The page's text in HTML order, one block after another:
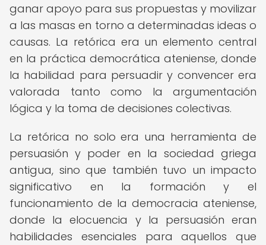
ganar apoyo para sus propuestas y movilizar
a las masas en torno a determinadas ideas o
causas. La retórica era un elemento central
en la práctica democrática ateniense, donde
la habilidad para persuadir y convencer era
valorada tanto como la argumentación
lógica y la toma de decisiones colectivas.
La retórica no solo era una herramienta de
persuasión y poder en la sociedad griega
antigua, sino que también tuvo un impacto
significativo en la formación y el
funcionamiento de la democracia ateniense,
donde la elocuencia y la persuasión eran
habilidades esenciales para aquellos que